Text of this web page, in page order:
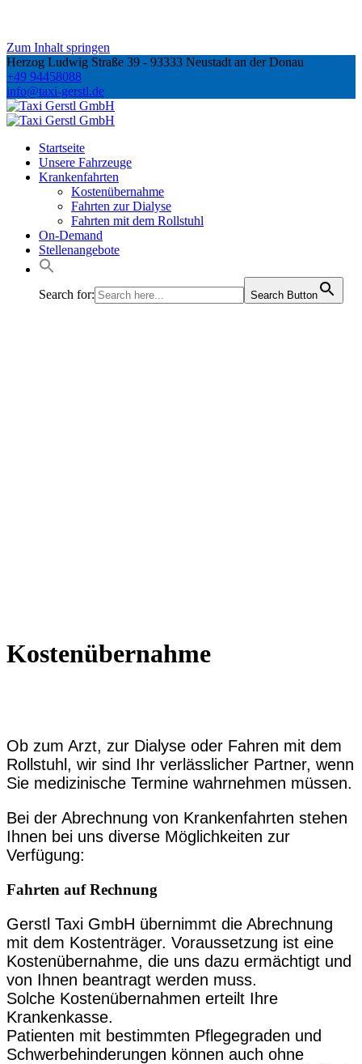
Zum Inhalt springen
Herzog Ludwig Straße 39 - 93333 Neustadt an der Donau
+49 94458088
info@taxi-gerstl.de
Startseite
Unsere Fahrzeuge
Krankenfahrten
Kostenübernahme
Fahrten zur Dialyse
Fahrten mit dem Rollstuhl
On-Demand
Stellenangebote
Search for: Search Button
Kostenübernahme
Ob zum Arzt, zur Dialyse oder Fahren mit dem
Rollstuhl, wir sind Ihr verlässlicher Partner, wenn
Sie medizinische Termine wahrnehmen müssen.
Bei der Abrechnung von Krankenfahrten stehen
Ihnen bei uns diverse Möglichkeiten zur
Verfügung:
Fahrten auf Rechnung
Gerstl Taxi GmbH übernimmt die Abrechnung
mit dem Kostenträger. Voraussetzung ist eine
Kostenübernahme, die uns dazu ermächtigt und
von Ihnen beantragt werden muss.
Solche Kostenübernahmen erteilt Ihre
Krankenkasse.
Patienten mit bestimmten Pflegegraden und
Schwerbehinderungen können auch ohne